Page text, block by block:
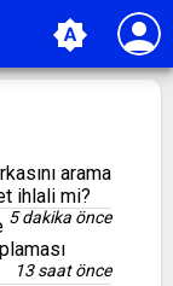
person
brightness_auto
arama
ihlali mi?
5 dakika önce
13 saat önce